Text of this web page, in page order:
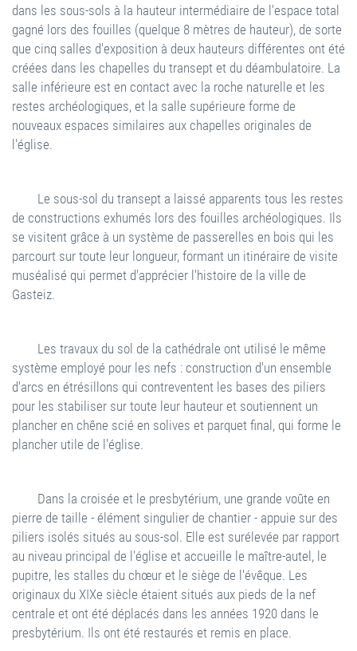
dans les sous-sols à la hauteur intermédiaire de l'espace total
gagné lors des fouilles (quelque 8 mètres de hauteur), de sorte
que cinq salles d'exposition à deux hauteurs différentes ont été
créées dans les chapelles du transept et du déambulatoire. La
salle inférieure est en contact avec la roche naturelle et les
restes archéologiques, et la salle supérieure forme de
nouveaux espaces similaires aux chapelles originales de
l'église.
Le sous-sol du transept a laissé apparents tous les restes
de constructions exhumés lors des fouilles archéologiques. Ils
se visitent grâce à un système de passerelles en bois qui les
parcourt sur toute leur longueur, formant un itinéraire de visite
muséalisé qui permet d'apprécier l'histoire de la ville de
Gasteiz.
Les travaux du sol de la cathédrale ont utilisé le même
système employé pour les nefs : construction d'un ensemble
d'arcs en étrésillons qui contreventent les bases des piliers
pour les stabiliser sur toute leur hauteur et soutiennent un
plancher en chêne scié en solives et parquet final, qui forme le
plancher utile de l'église.
Dans la croisée et le presbytérium, une grande voûte en
pierre de taille - élément singulier de chantier - appuie sur des
piliers isolés situés au sous-sol. Elle est surélevée par rapport
au niveau principal de l'église et accueille le maître-autel, le
pupitre, les stalles du chœur et le siège de l'évêque. Les
originaux du XIXe siècle étaient situés aux pieds de la nef
centrale et ont été déplacés dans les années 1920 dans le
presbytérium. Ils ont été restaurés et remis en place.